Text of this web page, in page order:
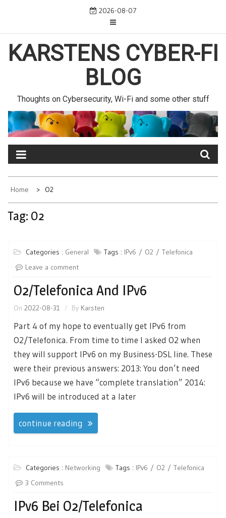
2026-08-07
KARSTENS CYBER-FI
BLOG
Thoughts on Cybersecurity, Wi-Fi and some other stuff
Home O2
Tag: O2
Categories : General Tags : IPv6 O2
Telefonica
Leave a comment
O2/Telefonica And IPv6
On 2022-08-31 By Karsten
Part 4 of my hope to eventually get IPv6 from
O2/Telefonica. From time to time I asked O2 when
they will support IPv6 on my Business-DSL line. These
were their previous answers: 2013: You don’t need
IPv6 because we have “complete translation” 2014:
IPv6 will be introduced at a later
continue reading
Categories : Networking Tags : IPv6 O2
Telefonica
3 Comments
IPv6 Bei O2/Telefonica